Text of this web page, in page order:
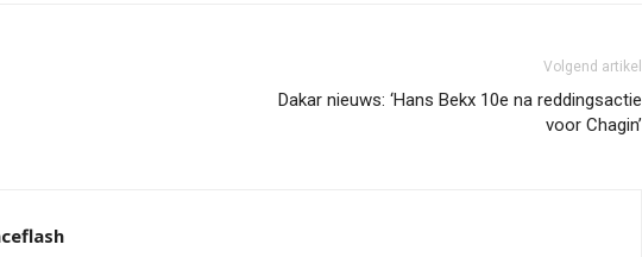
Volgend artikel
Dakar nieuws: ‘Hans Bekx 10e na reddingsactie
voor Chagin’